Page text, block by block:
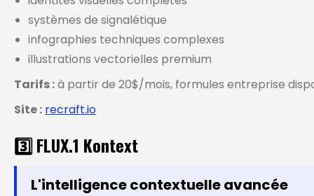
systèmes de signalétique
infographies techniques complexes
illustrations vectorielles premium
Tarifs :à partir de 20$/mois, formules entreprise
Site : recraft.io
3️⃣ FLUX.1 Kontext
L'intelligence contextuelle avancée